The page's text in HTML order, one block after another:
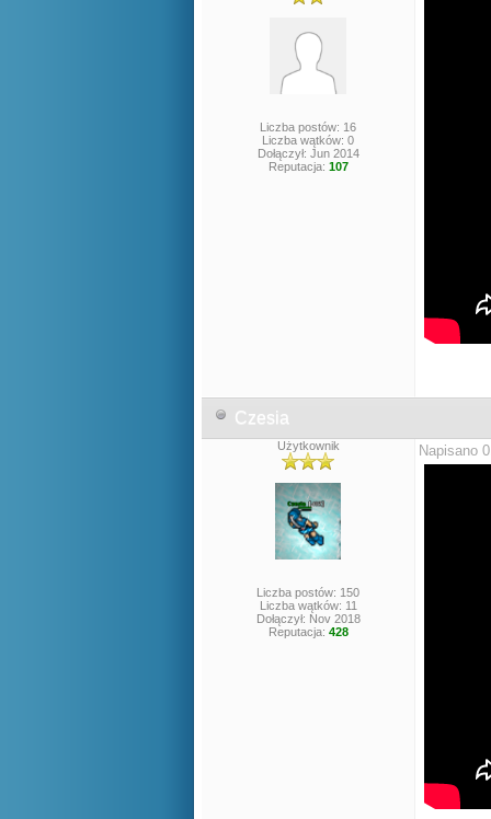
Liczba postów: 16
Liczba wątków: 0
Dołączył: Jun 2014
Reputacja: 107
Czesia
Użytkownik
Liczba postów: 150
Liczba wątków: 11
Dołączył: Nov 2018
Reputacja: 428
Napisano